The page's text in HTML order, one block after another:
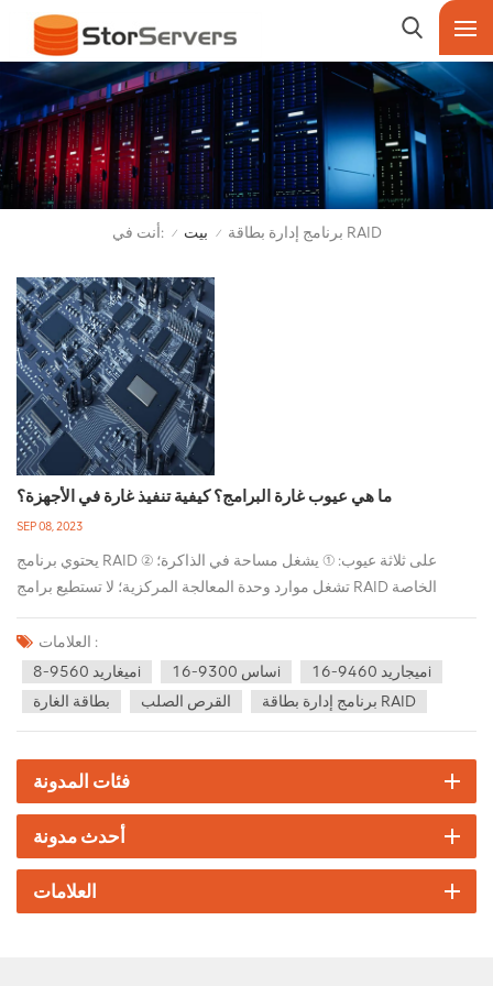
أنت في: / بيت / برنامج إدارة بطاقة RAID
ما هي عيوب غارة البرامج؟ كيفية تنفيذ غارة في الأجهزة؟
SEP 08, 2023
يحتوي برنامج RAID على ثلاثة عيوب: ① يشغل مساحة في الذاكرة؛ ②
تشغل موارد وحدة المعالجة المركزية؛ لا تستطيع برامج RAID الخاصة
بالبرامج تحويل قسم القرص المثبت عليه نظام التشغيل إلى وضع RAID.
نظرًا لأن برنامج RAID يعمل أعلى نظام التشغيل، فلا يمكن تنفيذ وظيفة
RAID حتى يتم تمهيد نظام التشغيل. بمعنى آخر، في حالة تلف نظام
التشغيل، لن يعمل برنامج RAID، وستصبح البيانات الموجودة على القرص
مجموعة من الأشياء عديمة الفائدة. لأنه لا يمكن التعرف على البيانات
البرنامج الذي ينفذ خوارزمية RAID المقابلة. إذا لم يكن هناك برنامج RAID
مطابق، فإن البيانات الموجودة على القرص الفعلي تكون مجرد أجزاء قليلة،
برامج RAID الحالية بتخزين معلومات الخوارزمية الخاصة بها على القرص،
وبمجرد حدوث مشكلة في نظام التشغيل، أو حدوث مشكلة في الجهاز
المضيف، يمكنك توصيل هذه الأقراص بأجهزة أخرى، ثم تثبيت نفس برنامج
العلامات :
ميغاريد 9560-8i
ساس 9300-16i
ميجاريد 9460-16i
بطاقة الغارة
القرص الصلب برنامج إدارة بطاقة RAID
فئات المدونة
أحدث مدونة
العلامات